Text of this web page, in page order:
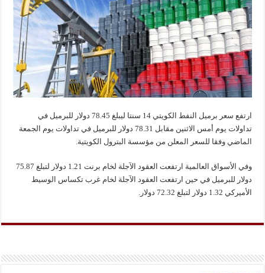
ارتفع سعر برميل النفط الكويتي 14 سنتا ليبلغ 78.45 دولار للبرميل في
تداولات يوم أمس الاثنين مقابل 78.31 دولار للبرميل في تداولات يوم الجمعة
الماضي وفقا للسعر المعلن من مؤسسة البترول الكويتية.
وفي الأسواق العالمية ارتفعت العقود الآجلة لخام برنت 1.21 دولار لتبلغ 75.87
دولار للبرميل في حين ارتفعت العقود الآجلة لخام غرب تكساس الوسيط
الأميركي 1.32 دولار لتبلغ 72.32 دولار.